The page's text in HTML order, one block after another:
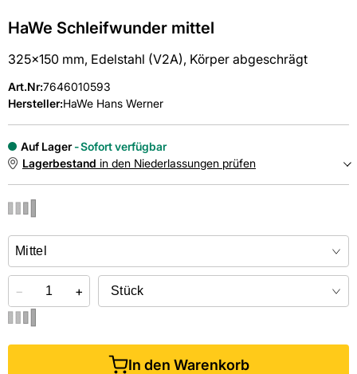
HaWe Schleifwunder mittel
325x150 mm, Edelstahl (V2A), Körper abgeschrägt
Art.Nr:7646010593
Hersteller:HaWe Hans Werner
Auf Lager
Sofort verfügbar
Lagerbestand in den Niederlassungen prüfen
− +
In den Warenkorb